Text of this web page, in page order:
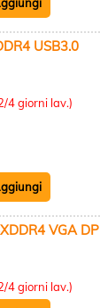
USB3.0
4 giorni lav.)
VGA DP
4 giorni lav.)